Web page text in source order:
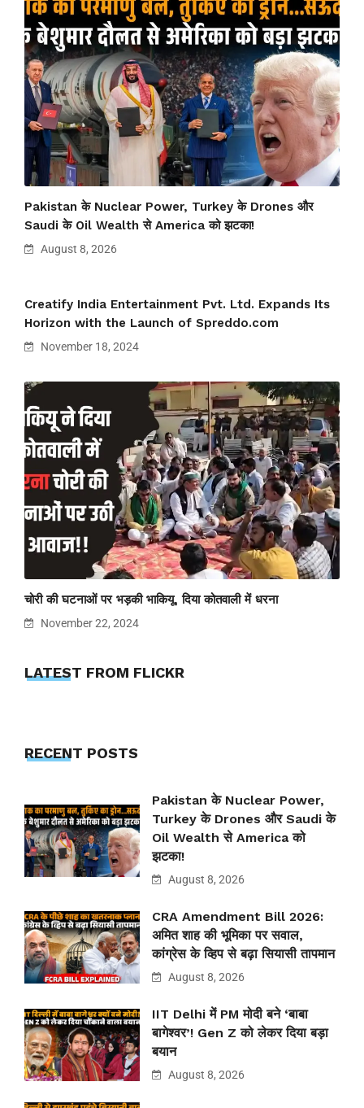
Pakistan के Nuclear Power, Turkey के Drones और
Saudi के Oil Wealth से America को झटका!
August 8, 2026
Creatify India Entertainment Pvt. Ltd. Expands Its
Horizon with the Launch of Spreddo.com
November 18, 2024
चोरी की घटनाओं पर भड़की भाकियू, दिया कोतवाली में धरना
November 22, 2024
LATEST FROM FLICKR
RECENT POSTS
Pakistan के Nuclear Power,
Turkey के Drones और Saudi के
Oil Wealth से America को
झटका!
August 8, 2026
CRA Amendment Bill 2026:
अमित शाह की भूमिका पर सवाल,
कांग्रेस के व्हिप से बढ़ा सियासी तापमान
August 8, 2026
IIT Delhi में PM मोदी बने ‘बाबा
बागेश्वर’! Gen Z को लेकर दिया बड़ा
बयान
August 8, 2026